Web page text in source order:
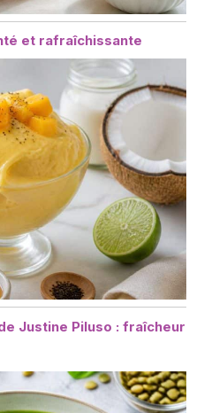
et rafraîchissante
Justine Piluso : fraîcheur